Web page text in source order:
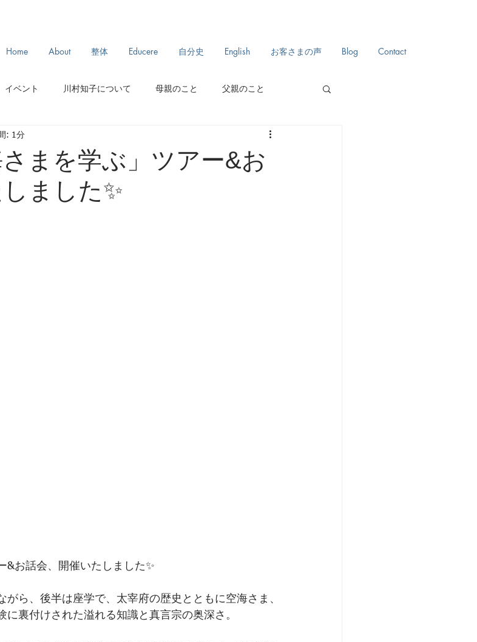
Home About 整体 Educere 自分史 English お客さまの声 Blog Contact
イベント 川村知子について 母親のこと 父親のこと
モンゴル旅 日々のこと
さまを学ぶ」ツアー&お
ました✨
: 1分
&お話会、開催いたしました✨
ら、後半は座学で、太宰府の歴史とともに空海さま、
裏付けされた溢れる知識と真言宗の奥深さ。